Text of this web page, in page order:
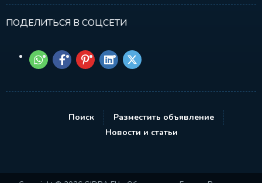
ПОДЕЛИТЬСЯ В СОЦСЕТИ
Поиск
Разместить объявление
Новости и статьи